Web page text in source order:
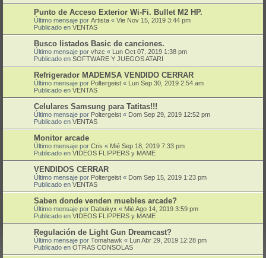
Punto de Acceso Exterior Wi-Fi. Bullet M2 HP.
Último mensaje por Artista « Vie Nov 15, 2019 3:44 pm
Publicado en VENTAS
Busco listados Basic de canciones.
Último mensaje por vhzc « Lun Oct 07, 2019 1:38 pm
Publicado en SOFTWARE Y JUEGOS ATARI
Refrigerador MADEMSA VENDIDO CERRAR
Último mensaje por Poltergeist « Lun Sep 30, 2019 2:54 am
Publicado en VENTAS
Celulares Samsung para Tatitas!!!
Último mensaje por Poltergeist « Dom Sep 29, 2019 12:52 pm
Publicado en VENTAS
Monitor arcade
Último mensaje por Cris « Mié Sep 18, 2019 7:33 pm
Publicado en VIDEOS FLIPPERS y MAME
VENDIDOS CERRAR
Último mensaje por Poltergeist « Dom Sep 15, 2019 1:23 pm
Publicado en VENTAS
Saben donde venden muebles arcade?
Último mensaje por Dabukyx « Mié Ago 14, 2019 3:59 pm
Publicado en VIDEOS FLIPPERS y MAME
Regulación de Light Gun Dreamcast?
Último mensaje por Tomahawk « Lun Abr 29, 2019 12:28 pm
Publicado en OTRAS CONSOLAS